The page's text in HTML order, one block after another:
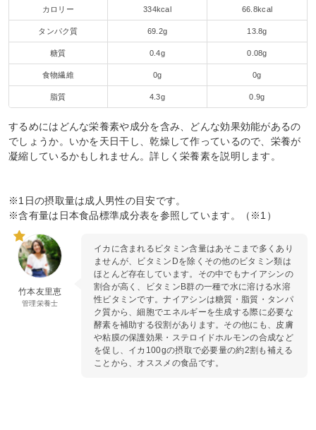
カロリー 334kcal 66.8kcal
タンパク質 69.2g 13.8g
糖質 0.4g 0.08g
食物繊維 0g 0g
脂質 4.3g 0.9g
するめにはどんな栄養素や成分を含み、どんな効果効能があるの
でしょうか。いかを天日干し、乾燥して作っているので、栄養が
凝縮しているかもしれません。詳しく栄養素を説明します。
※1日の摂取量は成人男性の目安です。
※含有量は日本食品標準成分表を参照しています。（※1）
竹本友里恵
管理栄養士
イカに含まれるビタミン含量はあそこまで多くあり
ませんが、ビタミンDを除くその他のビタミン類は
ほとんど存在しています。その中でもナイアシンの
割合が高く、ビタミンB群の一種で水に溶ける水溶
性ビタミンです。ナイアシンは糖質・脂質・タンパ
ク質から、細胞でエネルギーを生成する際に必要な
酵素を補助する役割があります。その他にも、皮膚
や粘膜の保護効果・ステロイドホルモンの合成など
を促し、イカ100gの摂取で必要量の約2割も補える
ことから、オススメの食品です。